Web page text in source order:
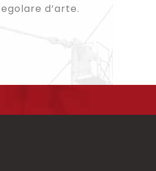
d’arte.